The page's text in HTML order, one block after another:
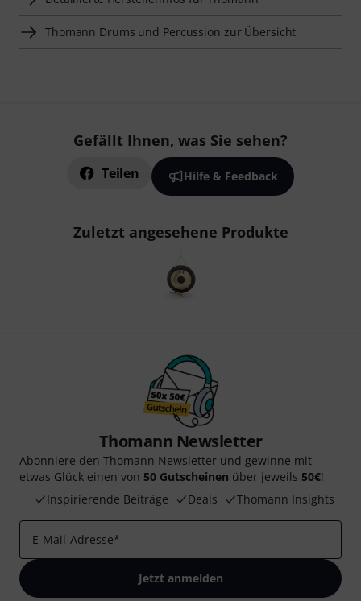
Thomann Drums und Percussion zur Übersicht
Gefällt Ihnen, was Sie sehen?
Teilen Hilfe & Feedback
Zuletzt angesehene Produkte
Thomann Newsletter
Abonniere den Thomann Newsletter und gewinne mit
etwas Glück einen von 50 Gutscheinen über jeweils 50€!
Inspirierende Beiträge
Deals Thomann Insights
E-Mail-Adresse*
Jetzt anmelden